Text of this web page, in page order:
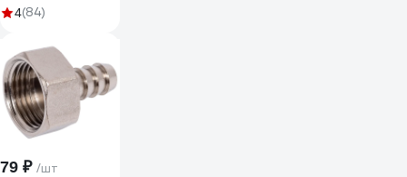
штуцерами Вихрь
4(84)
79 ₽ /шт